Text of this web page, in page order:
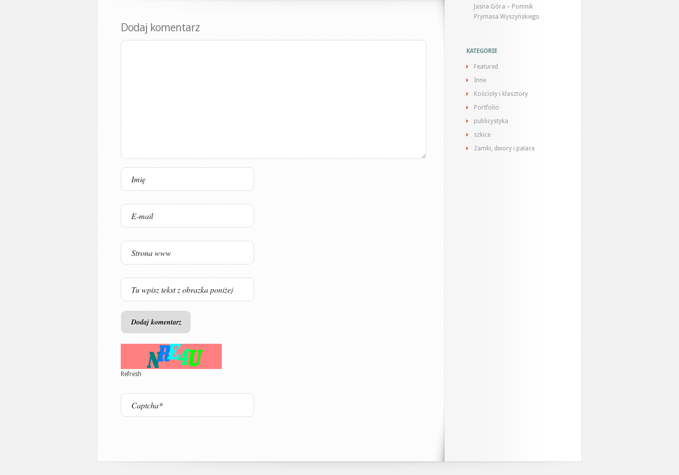
Dodaj komentarz
Refresh
Jasna Góra – Pomnik
Prymasa Wyszyńskiego
KATEGORIE
Featured
Inne
Kościoły i klasztory
Portfolio
publicystyka
szkice
Zamki, dwory i pałace